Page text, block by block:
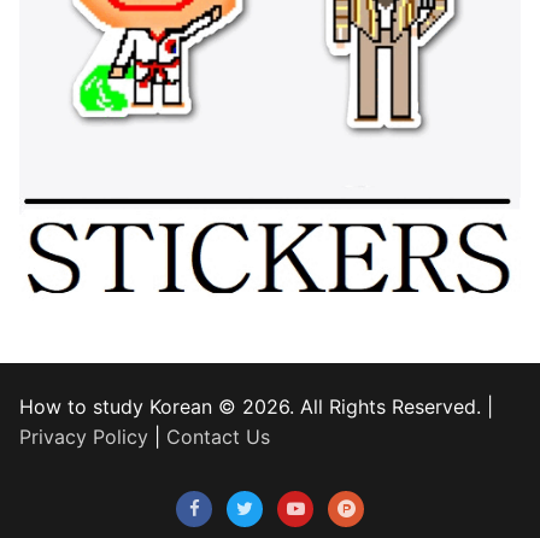
How to study Korean © 2026. All Rights Reserved. |
Privacy Policy
Contact Us